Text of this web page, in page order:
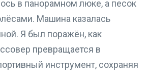
в панорамном люке, а песок
Машина казалась
Я был поражён, как
превращается в
инструмент, сохраняя